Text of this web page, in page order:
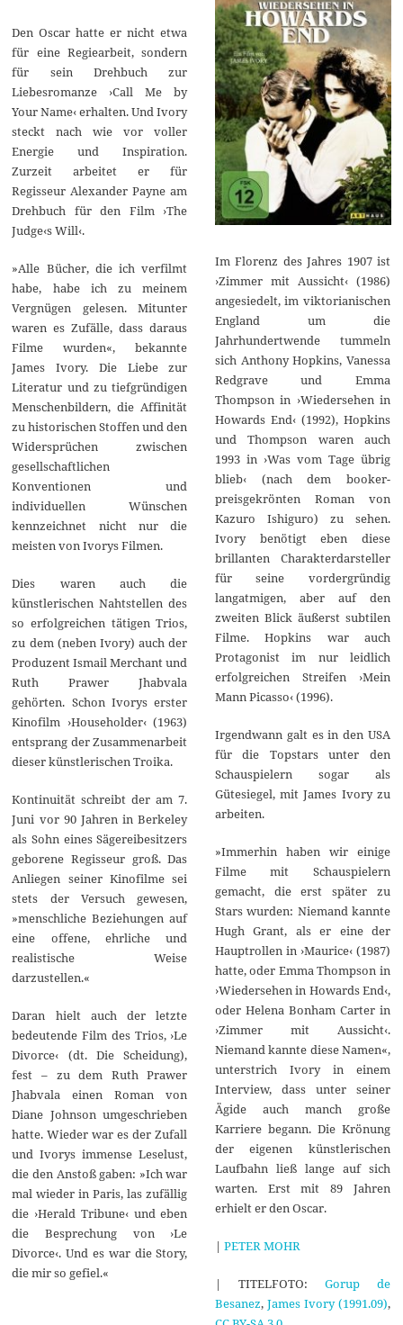
Den Oscar hatte er nicht etwa
für eine Regiearbeit, sondern
für sein Drehbuch zur
Liebesromanze ›Call Me by
Your Name‹ erhalten. Und Ivory
steckt nach wie vor voller
Energie und Inspiration.
Zurzeit arbeitet er für
Regisseur Alexander Payne am
Drehbuch für den Film ›The
Judge‹s Will‹.
»Alle Bücher, die ich verfilmt
habe, habe ich zu meinem
Vergnügen gelesen. Mitunter
waren es Zufälle, dass daraus
Filme wurden«, bekannte
James Ivory. Die Liebe zur
Literatur und zu tiefgründigen
Menschenbildern, die Affinität
zu historischen Stoffen und den
Widersprüchen zwischen
gesellschaftlichen
Konventionen und
individuellen Wünschen
kennzeichnet nicht nur die
meisten von Ivorys Filmen.
Dies waren auch die
künstlerischen Nahtstellen des
so erfolgreichen tätigen Trios,
zu dem (neben Ivory) auch der
Produzent Ismail Merchant und
Ruth Prawer Jhabvala
gehörten. Schon Ivorys erster
Kinofilm ›Householder‹ (1963)
entsprang der Zusammenarbeit
dieser künstlerischen Troika.
Kontinuität schreibt der am 7.
Juni vor 90 Jahren in Berkeley
als Sohn eines Sägereibesitzers
geborene Regisseur groß. Das
Anliegen seiner Kinofilme sei
stets der Versuch gewesen,
»menschliche Beziehungen auf
eine offene, ehrliche und
realistische Weise
darzustellen.«
Daran hielt auch der letzte
bedeutende Film des Trios, ›Le
Divorce‹ (dt. Die Scheidung),
fest – zu dem Ruth Prawer
Jhabvala einen Roman von
Diane Johnson umgeschrieben
hatte. Wieder war es der Zufall
und Ivorys immense Leselust,
die den Anstoß gaben: »Ich war
mal wieder in Paris, las zufällig
die ›Herald Tribune‹ und eben
die Besprechung von ›Le
Divorce‹. Und es war die Story,
die mir so gefiel.«
Im Florenz des Jahres 1907 ist
›Zimmer mit Aussicht‹ (1986)
angesiedelt, im viktorianischen
England um die
Jahrhundertwende tummeln
sich Anthony Hopkins, Vanessa
Redgrave und Emma
Thompson in ›Wiedersehen in
Howards End‹ (1992), Hopkins
und Thompson waren auch
1993 in ›Was vom Tage übrig
blieb‹ (nach dem booker-
preisgekrönten Roman von
Kazuro Ishiguro) zu sehen.
Ivory benötigt eben diese
brillanten Charakterdarsteller
für seine vordergründig
langatmigen, aber auf den
zweiten Blick äußerst subtilen
Filme. Hopkins war auch
Protagonist im nur leidlich
erfolgreichen Streifen ›Mein
Mann Picasso‹ (1996).
Irgendwann galt es in den USA
für die Topstars unter den
Schauspielern sogar als
Gütesiegel, mit James Ivory zu
arbeiten.
»Immerhin haben wir einige
Filme mit Schauspielern
gemacht, die erst später zu
Stars wurden: Niemand kannte
Hugh Grant, als er eine der
Hauptrollen in ›Maurice‹ (1987)
hatte, oder Emma Thompson in
›Wiedersehen in Howards End‹,
oder Helena Bonham Carter in
›Zimmer mit Aussicht‹.
Niemand kannte diese Namen«,
unterstrich Ivory in einem
Interview, dass unter seiner
Ägide auch manch große
Karriere begann. Die Krönung
der eigenen künstlerischen
Laufbahn ließ lange auf sich
warten. Erst mit 89 Jahren
erhielt er den Oscar.
| PETER MOHR
| TITELFOTO: Gorup de
Besanez, James Ivory (1991.09),